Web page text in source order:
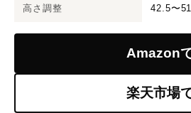
高さ調整 42.5〜
Amazon
楽天市場